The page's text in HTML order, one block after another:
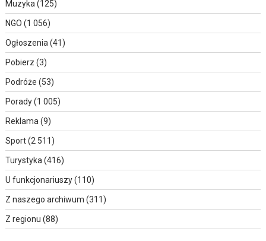
Muzyka (125)
NGO (1 056)
Ogłoszenia (41)
Pobierz (3)
Podróże (53)
Porady(1 005)
Reklama (9)
Sport(2 511)
Turystyka (416)
U funkcjonariuszy(110)
Z naszego archiwum (311)
Z regionu (88)